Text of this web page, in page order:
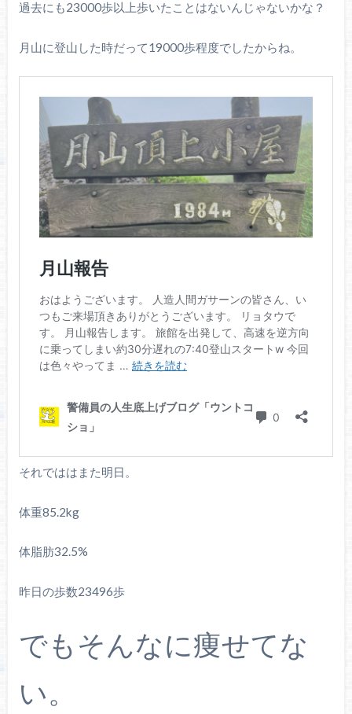
過去にも23000歩以上歩いたことはないんじゃないかな？
月山に登山した時だって19000歩程度でしたからね。
それでははまた明日。
体重85.2kg
体脂肪32.5%
昨日の歩数23496歩
でもそんなに痩せてな
い。